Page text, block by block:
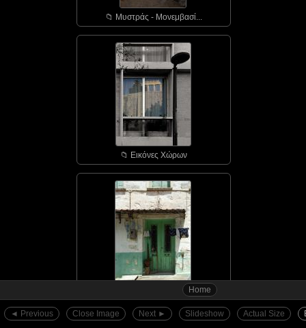
Home
◄︎ Previous Close Image Next ►︎ Slideshow Actual Size
📁︎ Μυστράς - Μονεμβασί...
📁︎ Εικόνες Χώρων
📁︎ Αγιάσος - οι πόρτε...